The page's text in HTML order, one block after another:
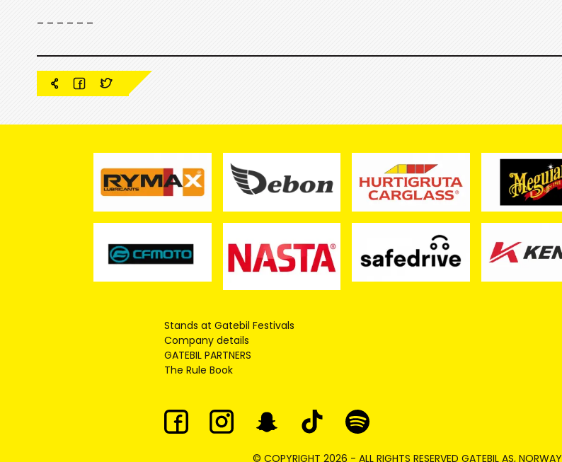
– – – – – –
Stands at Gatebil Festivals
Company details
GATEBIL PARTNERS
The Rule Book
© COPYRIGHT 2026 - ALL RIGHTS RESERVED GATEBIL AS, NORWAY